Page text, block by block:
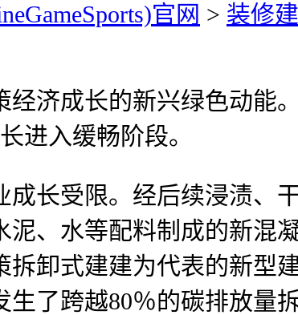
官网 > 装修
济成长的新兴绿色动能
进入缓畅阶段。
受限。经后续浸渍、
泥、水等配料制成的新混
拆卸式建建为代表的新型
生了跨越80％的碳排放量